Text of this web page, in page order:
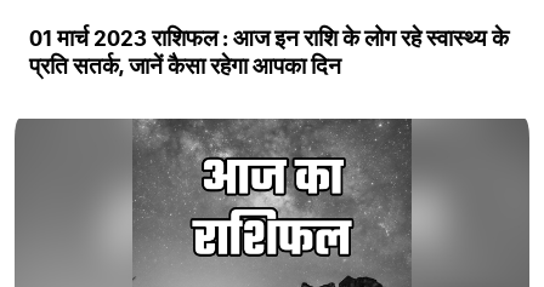
01 मार्च 2023 राशिफल : आज इन राशि के लोग रहे स्वास्थ्य के
प्रति सतर्क, जानें कैसा रहेगा आपका दिन